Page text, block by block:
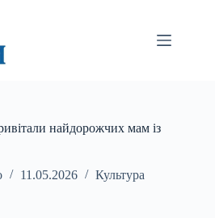
найдорожчих мам із
11.05.2026 Культура